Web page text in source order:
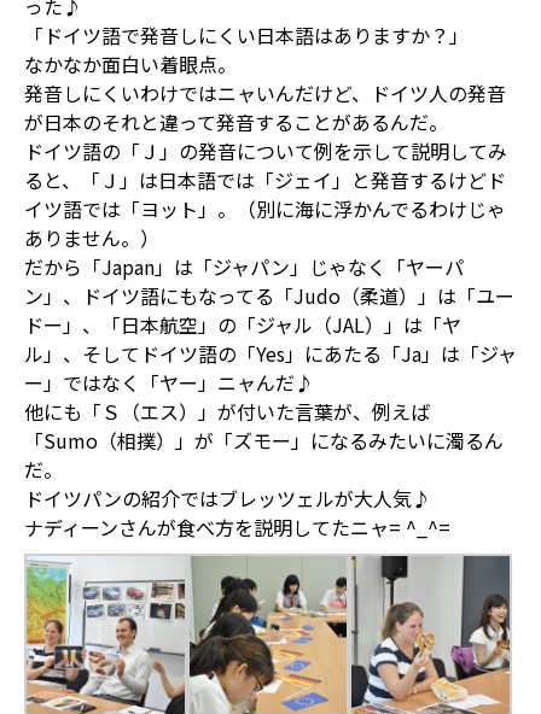
った♪
「ドイツ語で発音しにくい日本語はありますか？」
なかなか面白い着眼点。
発音しにくいわけではニャいんだけど、ドイツ人の発音
が日本のそれと違って発音することがあるんだ。
ドイツ語の「Ｊ」の発音について例を示して説明してみ
ると、「Ｊ」は日本語では「ジェイ」と発音するけどド
イツ語では「ヨット」。（別に海に浮かんでるわけじゃ
ありません。）
だから「Japan」は「ジャパン」じゃなく「ヤーパ
ン」、ドイツ語にもなってる「Judo（柔道）」は「ユー
ドー」、「日本航空」の「ジャル（JAL）」は「ヤ
ル」、そしてドイツ語の「Yes」にあたる「Ja」は「ジャ
ー」ではなく「ヤー」ニャんだ♪
他にも「Ｓ（エス）」が付いた言葉が、例えば
「Sumo（相撲）」が「ズモー」になるみたいに濁るん
だ。
ドイツパンの紹介ではブレッツェルが大人気♪
ナディーンさんが食べ方を説明してたニャ= ^_^=